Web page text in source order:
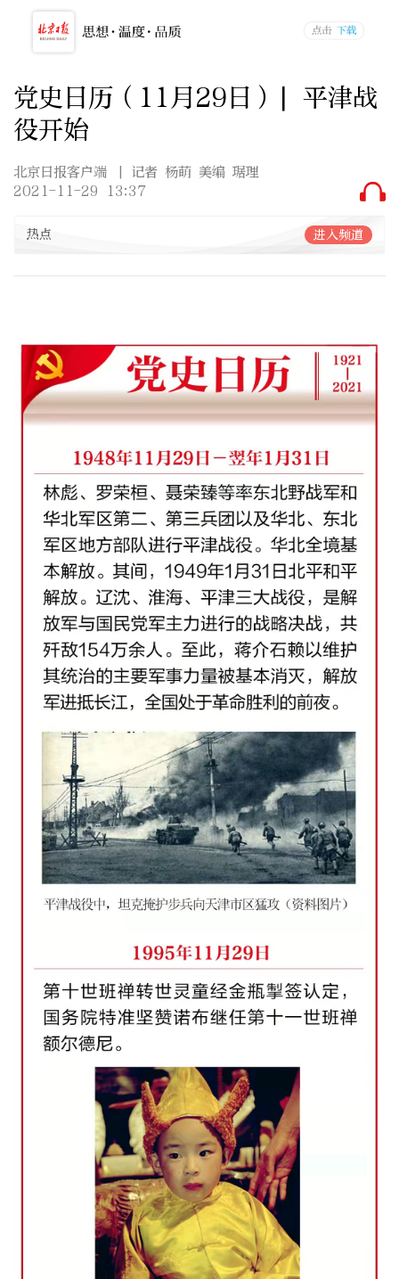
党史日历（11月29日）| 平津战
役开始
北京日报客户端
| 记者 杨萌 美编 琚理
2021-11-29 13:37
热点 进入频道